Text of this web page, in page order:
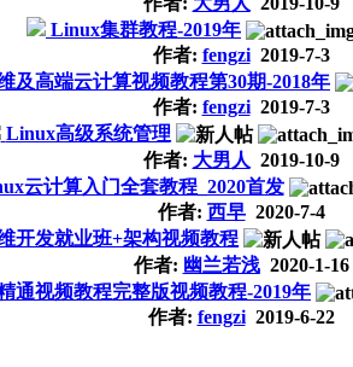
Linux集群教程-2019年
作者: fengzi2019-7-3
及高端云计算视频教程第30期-2018年
作者: fengzi2019-7-3
Linux高级系统管理
作者: 大男人 2019-10-9
云计算入门全套教程_2020首发
作者: 西早2020-7-4
开发就业班+架构视频教程
作者: 幽兰若浅2020-1-16
通视频教程完整版视频教程-2019年
作者: fengzi2019-6-22